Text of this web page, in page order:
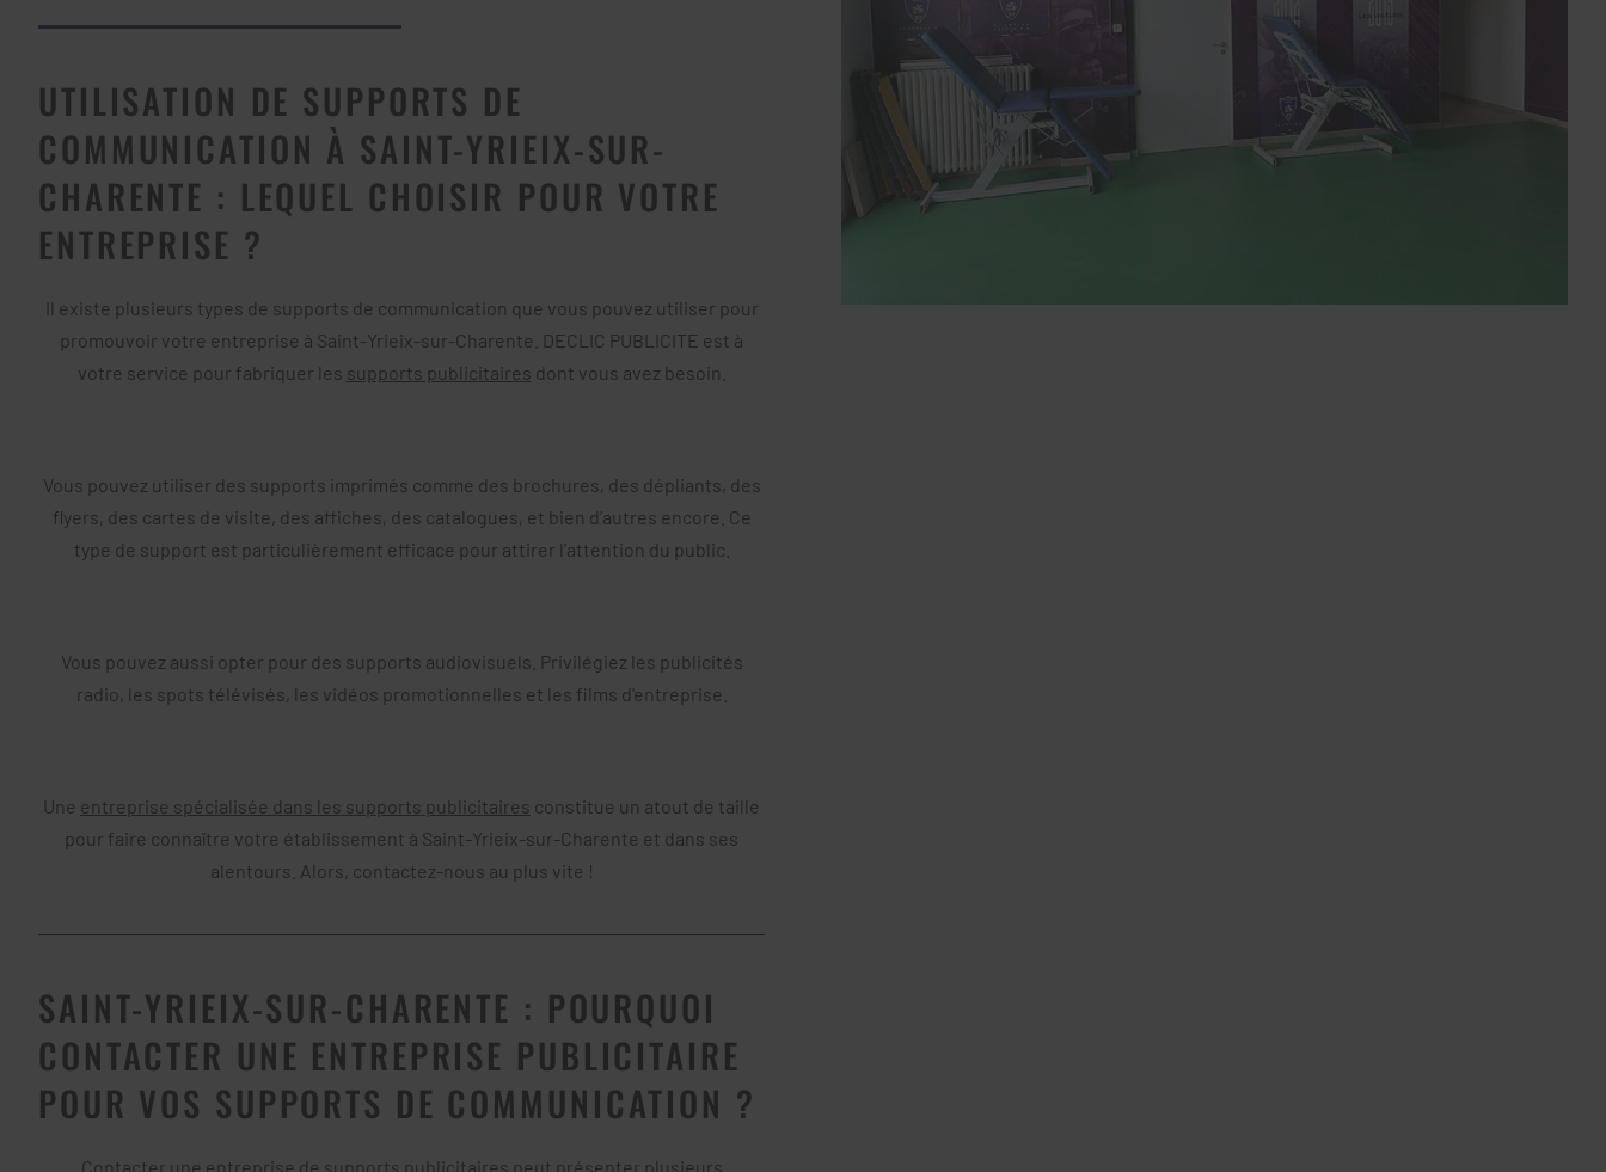
UTILISATION DE SUPPORTS DE
COMMUNICATION À SAINT-YRIEIX-SUR-
CHARENTE : LEQUEL CHOISIR POUR VOTRE
ENTREPRISE ?
Il existe plusieurs types de supports de communication que vous pouvez utiliser pour
promouvoir votre entreprise à Saint-Yrieix-sur-Charente. DECLIC PUBLICITE est à
votre service pour fabriquer les supports publicitaires dont vous avez besoin.
Vous pouvez utiliser des supports imprimés comme des brochures, des dépliants, des
flyers, des cartes de visite, des affiches, des catalogues, et bien d’autres encore. Ce
type de support est particulièrement efficace pour attirer l’attention du public.
Vous pouvez aussi opter pour des supports audiovisuels. Privilégiez les publicités
radio, les spots télévisés, les vidéos promotionnelles et les films d'entreprise.
Une entreprise spécialisée dans les supports publicitaires constitue un atout de taille
pour faire connaître votre établissement à Saint-Yrieix-sur-Charente et dans ses
alentours. Alors, contactez-nous au plus vite !
SAINT-YRIEIX-SUR-CHARENTE : POURQUOI
CONTACTER UNE ENTREPRISE PUBLICITAIRE
POUR VOS SUPPORTS DE COMMUNICATION ?
Contacter une entreprise de supports publicitaires peut présenter plusieurs